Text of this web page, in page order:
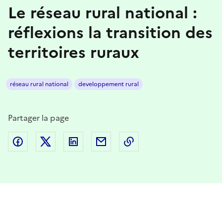
Le réseau rural national :
réflexions la transition des
territoires ruraux
réseau rural national developpement rural
Partager la page
Partager sur Facebook
Partager sur Twitter
Partager sur LinkedIn
Partager par email